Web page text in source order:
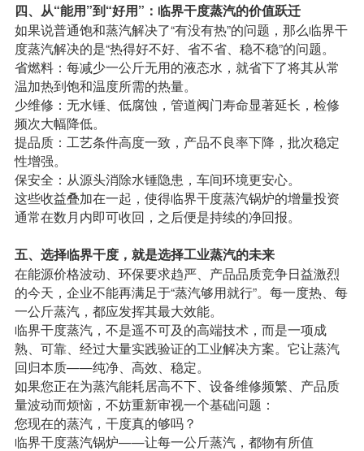
四、从“能用”到“好用”：临界干度蒸汽的价值跃迁
如果说普通饱和蒸汽解决了“有没有热”的问题，那么临界干
度蒸汽解决的是“热得好不好、省不省、稳不稳”的问题。
省燃料：每减少一公斤无用的液态水，就省下了将其从常
温加热到饱和温度所需的热量。
少维修：无水锤、低腐蚀，管道阀门寿命显著延长，检修
频次大幅降低。
提品质：工艺条件高度一致，产品不良率下降，批次稳定
性增强。
保安全：从源头消除水锤隐患，车间环境更安心。
这些收益叠加在一起，使得临界干度蒸汽锅炉的增量投资
通常在数月内即可收回，之后便是持续的净回报。
五、选择临界干度，就是选择工业蒸汽的未来
在能源价格波动、环保要求趋严、产品品质竞争日益激烈
的今天，企业不能再满足于“蒸汽够用就行”。每一度热、每
一公斤蒸汽，都应发挥其最大效能。
临界干度蒸汽，不是遥不可及的高端技术，而是一项成
熟、可靠、经过大量实践验证的工业解决方案。它让蒸汽
回归本质——纯净、高效、稳定。
如果您正在为蒸汽能耗居高不下、设备维修频繁、产品质
量波动而烦恼，不妨重新审视一个基础问题：
您现在的蒸汽，干度真的够吗？
临界干度蒸汽锅炉——让每一公斤蒸汽，都物有所值